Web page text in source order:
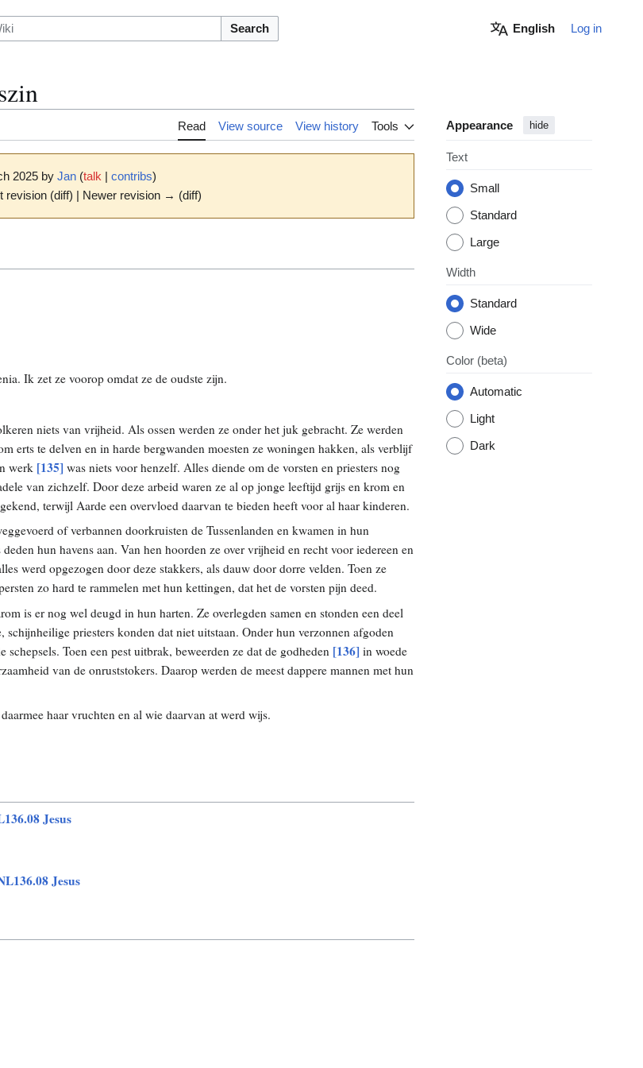
Search English Log in
Read View source View history Tools Appearance hide
Text
Small
Standard
Large
Width
Standard
Wide
Color (beta)
Automatic
Light
Dark
2025 by Jan (talk | contribs)
revision (diff) | Newer revision → (diff)
Ik zet ze voorop omdat ze de oudste zijn.
niets van vrijheid. Als ossen werden ze onder het juk gebracht. Ze werden
erts te delven en in harde bergwanden moesten ze woningen hakken, als verblijf
werk [135] was niets voor henzelf. Alles diende om de vorsten en priesters nog
van zichzelf. Door deze arbeid waren ze al op jonge leeftijd grijs en krom en
terwijl Aarde een overvloed daarvan te bieden heeft voor al haar kinderen.
of verbannen doorkruisten de Tussenlanden en kwamen in hun
hun havens aan. Van hen hoorden ze over vrijheid en recht voor iedereen en
werd opgezogen door deze stakkers, als dauw door dorre velden. Toen ze
zo hard te rammelen met hun kettingen, dat het de vorsten pijn deed.
is er nog wel deugd in hun harten. Ze overlegden samen en stonden een deel
priesters konden dat niet uitstaan. Onder hun verzonnen afgoden
Toen een pest uitbrak, beweerden ze dat de godheden [136] in woede
van de onruststokers. Daarop werden de meest dappere mannen met hun
haar vruchten en al wie daarvan at werd wijs.
Jesus
Jesus